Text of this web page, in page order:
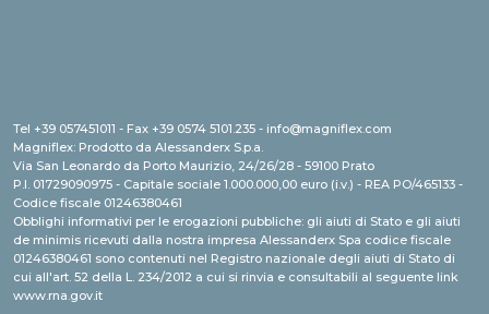
Tel +39 057451011 - Fax +39 0574 5101.235 - info@magniflex.com
Magniflex: Prodotto da Alessanderx S.p.a.
Via San Leonardo da Porto Maurizio, 24/26/28 - 59100 Prato
P.I. 01729090975 - Capitale sociale 1.000.000,00 euro (i.v.) - REA PO/465133 -
Codice fiscale 01246380461
Obblighi informativi per le erogazioni pubbliche: gli aiuti di Stato e gli aiuti
de minimis ricevuti dalla nostra impresa Alessanderx Spa codice fiscale
01246380461 sono contenuti nel Registro nazionale degli aiuti di Stato di
cui all'art. 52 della L. 234/2012 a cui si rinvia e consultabili al seguente link
www.rna.gov.it